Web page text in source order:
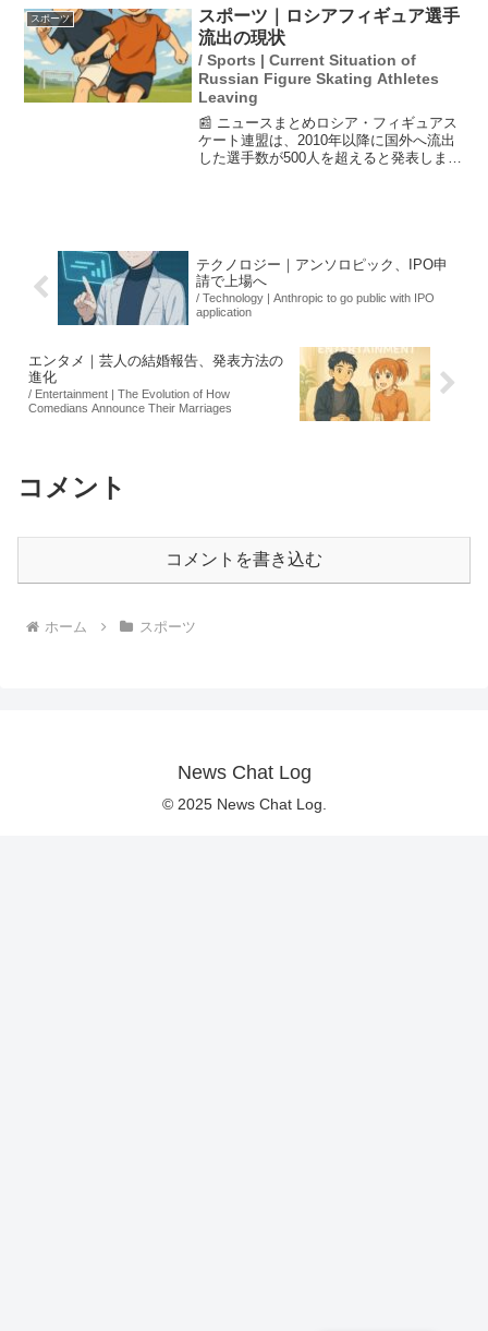
い物客が並び、人気の高さを示しまし
た。米の価格高騰に対...
スポーツ
スポーツ｜ロシアフィギュア選手
流出の現状
/ Sports | Current Situation of
Russian Figure Skating Athletes
Leaving
📰 ニュースまとめロシア・フィギュアス
ケート連盟は、2010年以降に国外へ流出
した選手数が500人を超えると発表しまし
テクノロジー｜アンソロピック、IPO申
請で上場へ
/ Technology | Anthropic to go public with IPO
application
エンタメ｜芸人の結婚報告、発表方法の
進化
/ Entertainment | The Evolution of How
Comedians Announce Their Marriages
コメント
コメントを書き込む
ホーム スポーツ
News Chat Log
© 2025 News Chat Log.